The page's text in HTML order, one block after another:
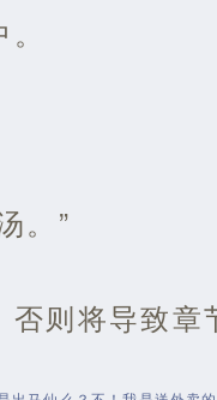
。”
则将导致章